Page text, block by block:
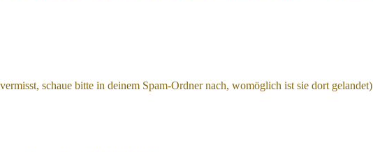
schaue bitte in deinem Spam-Ordner nach, womöglich ist sie dort gelandet)